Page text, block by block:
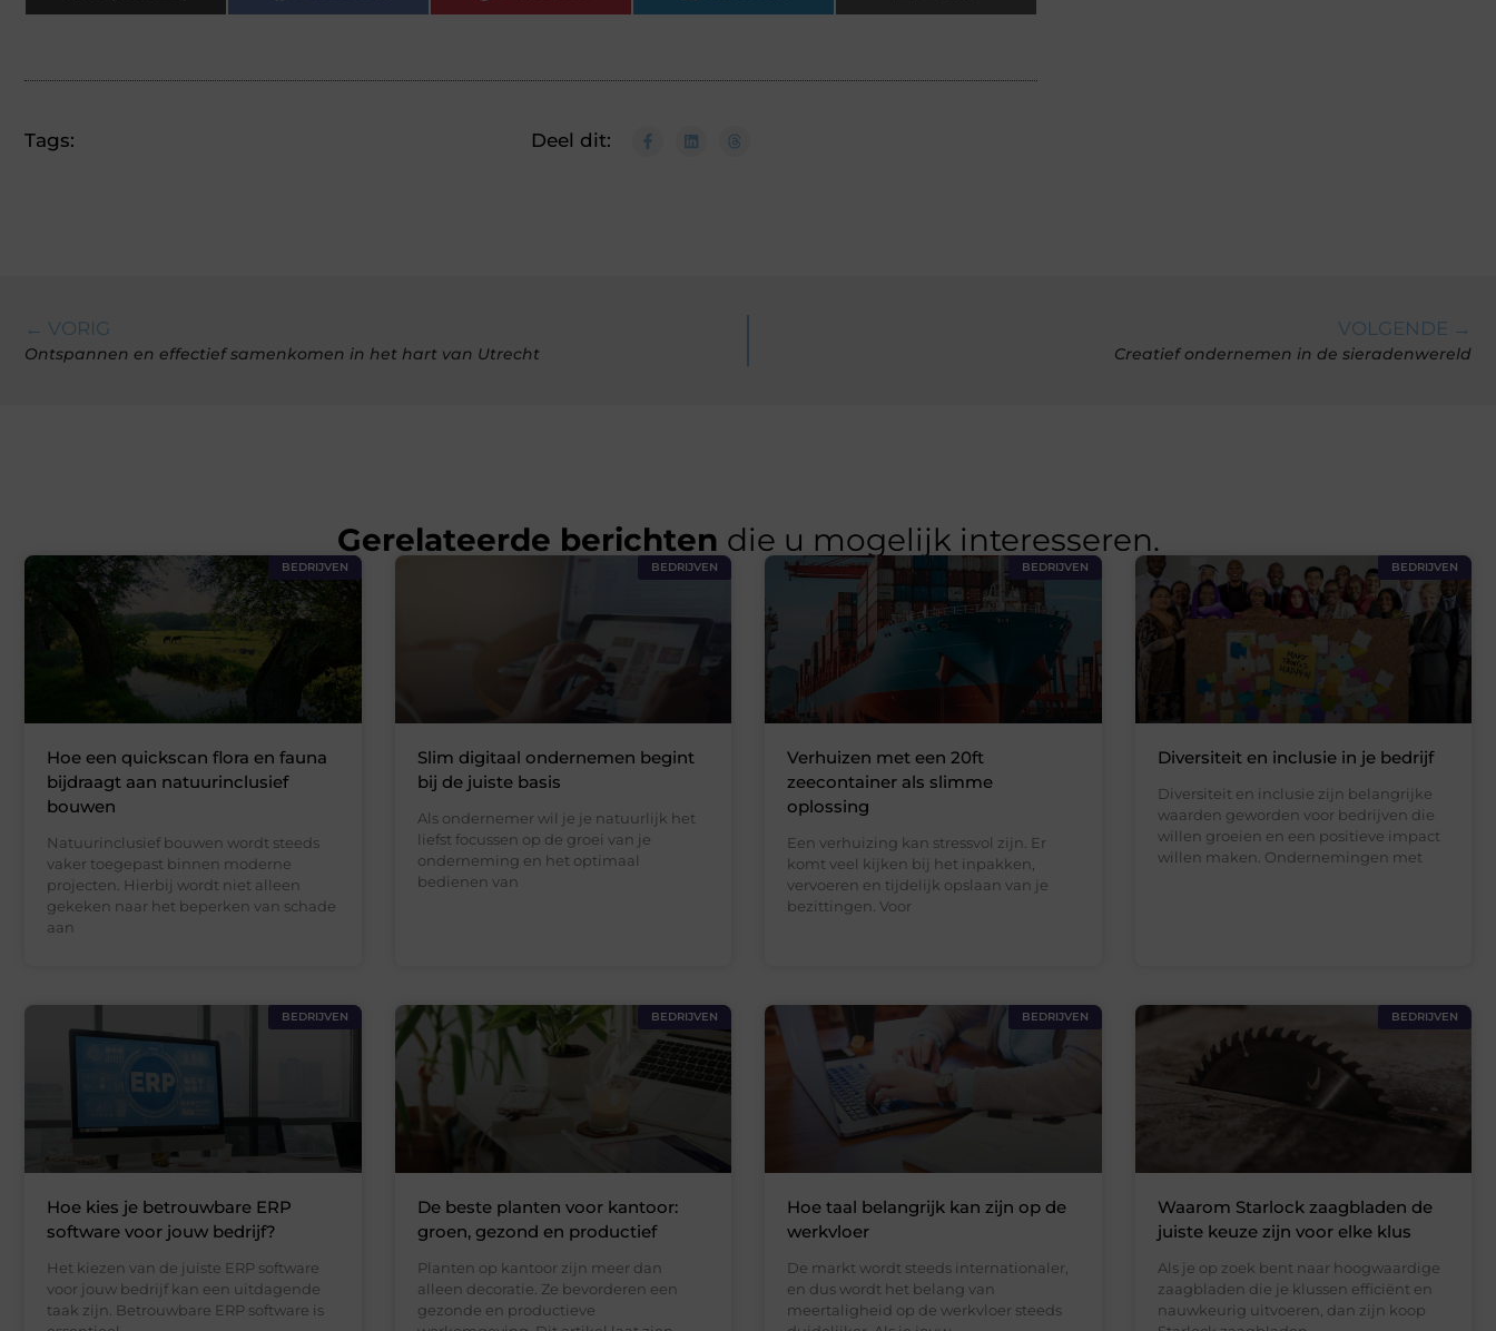
Tags: Deel dit:
← VORIG
Ontspannen en effectief samenkomen in het hart van Utrecht
VOLGENDE →
Creatief ondernemen in de sieradenwereld
Gerelateerde berichten die u mogelijk interesseren.
BEDRIJVEN
Hoe een quickscan flora en fauna
bijdraagt aan natuurinclusief
bouwen
Natuurinclusief bouwen wordt steeds
vaker toegepast binnen moderne
projecten. Hierbij wordt niet alleen
gekeken naar het beperken van schade
aan
BEDRIJVEN
Slim digitaal ondernemen begint
bij de juiste basis
Als ondernemer wil je je natuurlijk het
liefst focussen op de groei van je
onderneming en het optimaal
bedienen van
BEDRIJVEN
Verhuizen met een 20ft
zeecontainer als slimme
oplossing
Een verhuizing kan stressvol zijn. Er
komt veel kijken bij het inpakken,
vervoeren en tijdelijk opslaan van je
bezittingen. Voor
BEDRIJVEN
Diversiteit en inclusie in je bedrijf
Diversiteit en inclusie zijn belangrijke
waarden geworden voor bedrijven die
willen groeien en een positieve impact
willen maken. Ondernemingen met
BEDRIJVEN
Hoe kies je betrouwbare ERP
software voor jouw bedrijf?
Het kiezen van de juiste ERP software
voor jouw bedrijf kan een uitdagende
taak zijn. Betrouwbare ERP software is
BEDRIJVEN
De beste planten voor kantoor:
groen, gezond en productief
Planten op kantoor zijn meer dan
alleen decoratie. Ze bevorderen een
gezonde en productieve
BEDRIJVEN
Hoe taal belangrijk kan zijn op de
werkvloer
De markt wordt steeds internationaler,
en dus wordt het belang van
meertaligheid op de werkvloer steeds
BEDRIJVEN
Waarom Starlock zaagbladen de
juiste keuze zijn voor elke klus
Als je op zoek bent naar hoogwaardige
zaagbladen die je klussen efficiënt en
nauwkeurig uitvoeren, dan zijn koop